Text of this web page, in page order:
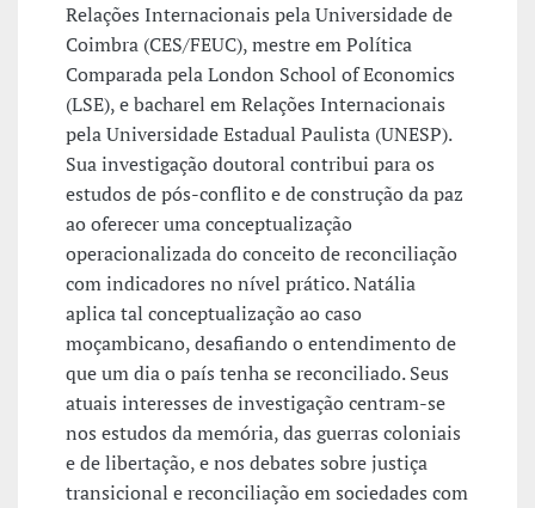
Relações Internacionais pela Universidade de
Coimbra (CES/FEUC), mestre em Política
Comparada pela London School of Economics
(LSE), e bacharel em Relações Internacionais
pela Universidade Estadual Paulista (UNESP).
Sua investigação doutoral contribui para os
estudos de pós-conflito e de construção da paz
ao oferecer uma conceptualização
operacionalizada do conceito de reconciliação
com indicadores no nível prático. Natália
aplica tal conceptualização ao caso
moçambicano, desafiando o entendimento de
que um dia o país tenha se reconciliado. Seus
atuais interesses de investigação centram-se
nos estudos da memória, das guerras coloniais
e de libertação, e nos debates sobre justiça
transicional e reconciliação em sociedades com